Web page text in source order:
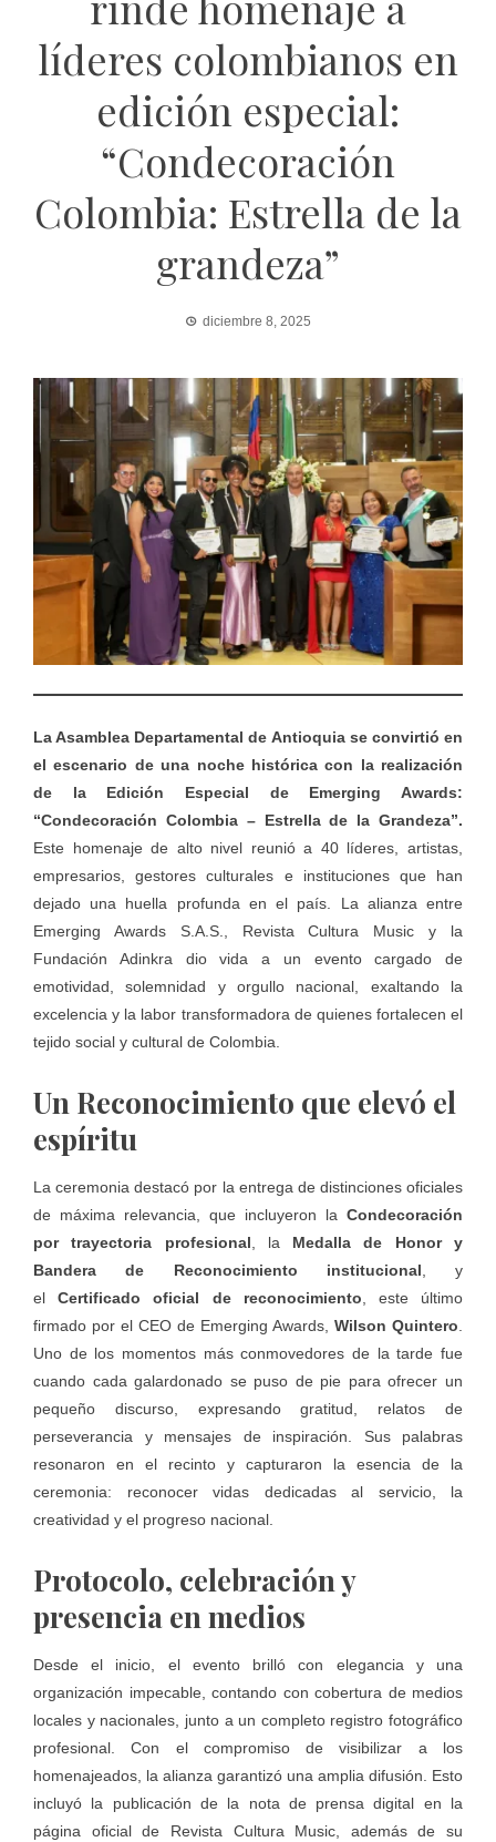
líderes colombianos en
edición especial:
“Condecoración
Colombia: Estrella de la
grandeza”
diciembre 8, 2025
La Asamblea Departamental de Antioquia se convirtió en
el escenario de una noche histórica con la realización
de la Edición Especial de Emerging Awards:
“Condecoración Colombia – Estrella de la Grandeza”.
Este homenaje de alto nivel reunió a 40 líderes, artistas,
empresarios, gestores culturales e instituciones que han
dejado una huella profunda en el país. La alianza entre
Emerging Awards S.A.S., Revista Cultura Music y la
Fundación Adinkra dio vida a un evento cargado de
emotividad, solemnidad y orgullo nacional, exaltando la
excelencia y la labor transformadora de quienes fortalecen el
tejido social y cultural de Colombia.
Un Reconocimiento que elevó el
espíritu
La ceremonia destacó por la entrega de distinciones oficiales
de máxima relevancia, que incluyeron la Condecoración
por trayectoria profesional , la Medalla de Honor y
Bandera de Reconocimiento institucional , y
elCertificado oficial de reconocimiento , este último
firmado por el CEO de Emerging Awards, Wilson Quintero
Uno de los momentos más conmovedores de la tarde fue
cuando cada galardonado se puso de pie para ofrecer un
pequeño discurso, expresando gratitud, relatos de
perseverancia y mensajes de inspiración. Sus palabras
resonaron en el recinto y capturaron la esencia de la
ceremonia: reconocer vidas dedicadas al servicio, la
creatividad y el progreso nacional.
Protocolo, celebración y
presencia en medios
Desde el inicio, el evento brilló con elegancia y una
organización impecable, contando con cobertura de medios
locales y nacionales, junto a un completo registro fotográfico
profesional. Con el compromiso de visibilizar a los
homenajeados, la alianza garantizó una amplia difusión. Esto
incluyó la publicación de la nota de prensa digital en la
página oficial de Revista Cultura Music, además de su